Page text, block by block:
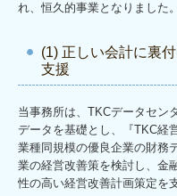
れ、恒久的事業となりました。
(1) 正しい会計に裏
支援
当事務所は、TKCデータセン
データを基礎とし、『TKC経
業種同規模の優良企業の財務
業の経営改善策を検討し、金
性の高い経営改善計画策定を